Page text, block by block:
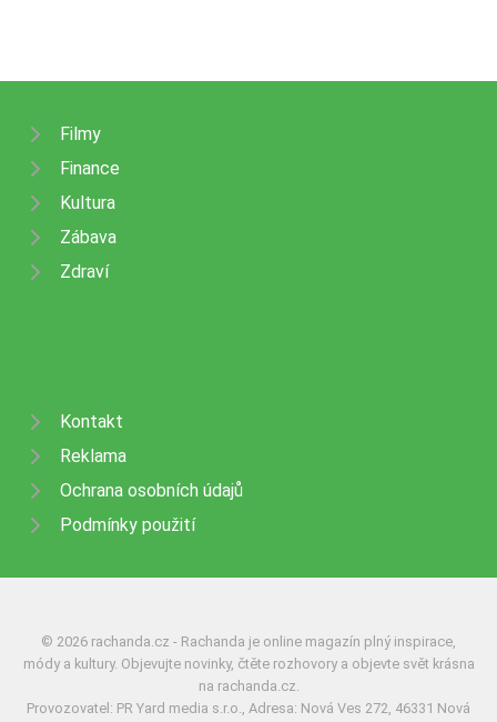
Filmy
Finance
Kultura
Zábava
Zdraví
Kontakt
Reklama
Ochrana osobních údajů
Podmínky použití
© 2026 rachanda.cz - Rachanda je online magazín plný inspirace,
módy a kultury. Objevujte novinky, čtěte rozhovory a objevte svět krásna
na rachanda.cz.
Provozovatel: PR Yard media s.r.o., Adresa: Nová Ves 272, 46331 Nová